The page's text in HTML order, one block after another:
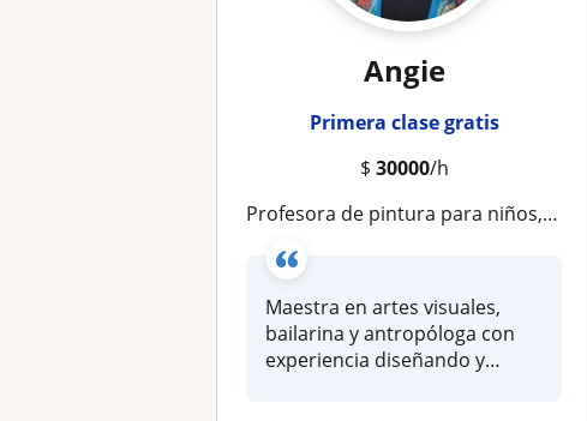
Angie
Primera clase gratis
$ 30000/h
Profesora de pintura para niños, niñas, y adultos que quieran conectar con su ser creativo
Maestra en artes visuales,
bailarina y antropóloga con
experiencia diseñando y